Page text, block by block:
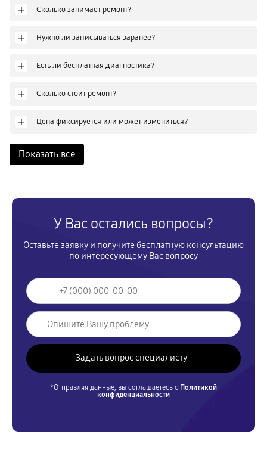
+ Сколько занимает ремонт?
+ Нужно ли записываться заранее?
+ Есть ли бесплатная диагностика?
+ Сколько стоит ремонт?
+ Цена фиксируется или может измениться?
Показать все
У Вас остались вопросы?
Оставьте заявку и получите бесплатную консультацию
по интересующему Вас вопросу
*Отправляя данные, вы соглашаетесь с Политикой
конфиденциальности